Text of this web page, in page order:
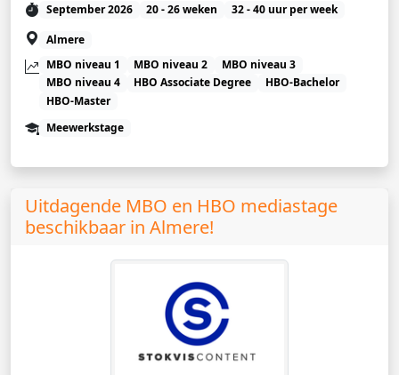
September 2026 20 - 26 weken
32 - 40 uur per week
Almere
MBO niveau 1
MBO niveau 2
MBO niveau 3
MBO niveau 4
HBO Associate Degree
HBO-Bachelor
HBO-Master
Meewerkstage
Uitdagende MBO en HBO mediastage
beschikbaar in Almere!